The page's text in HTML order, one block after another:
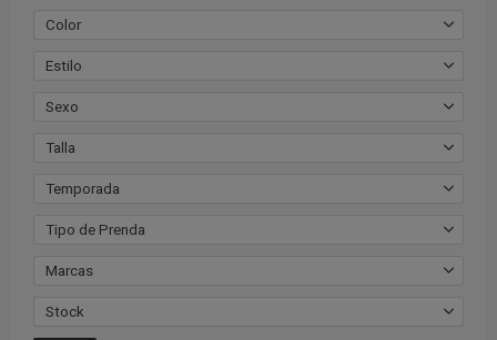
Color
Estilo
Sexo
Talla
Temporada
Tipo de Prenda
Marcas
Stock